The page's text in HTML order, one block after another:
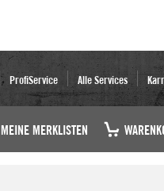
ProfiService Alle Services
MEINE MERKLISTEN